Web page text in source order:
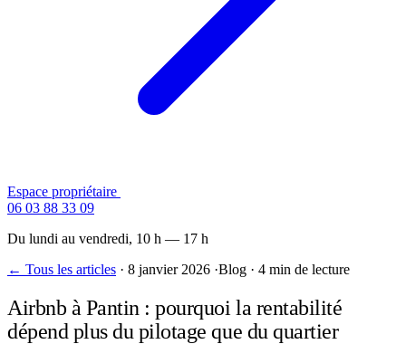
Espace propriétaire
06 03 88 33 09
Du lundi au vendredi, 10 h — 17 h
← Tous les articles · 8 janvier 2026 ·Blog · 4 min de lecture
Airbnb à Pantin : pourquoi la rentabilité
dépend plus du pilotage que du quartier